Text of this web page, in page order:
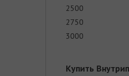
2500
2750
3000
Купить